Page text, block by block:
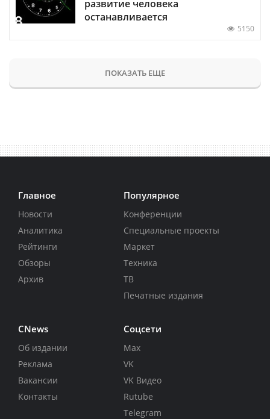
развитие человека
останавливается
5150
ПОКАЗАТЬ ЕЩЕ
Главное
Новости
Аналитика
Рейтинги
Обзоры
Архив
Популярное
Конференции
Специальные проекты
Маркет
Техника
ТВ
Печатные издания
CNews
Об издании
Реклама
Вакансии
Контакты
Соцсети
Max
VK
VK Видео
Rutube
Telegram